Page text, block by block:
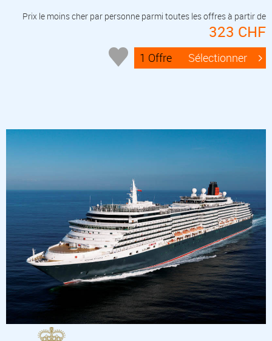
Prix le moins cher par personne parmi toutes les offres à partir de
323 CHF
1 Offre Sélectionner